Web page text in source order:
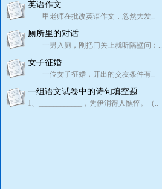
英语作文
甲老师在批改英语作文，忽然大发..
厕所里的对话
一男入厕，刚把门关上就听隔壁问：..
女子征婚
一位女子征婚，开出的交友条件有..
一组语文试卷中的诗句填空题
1、____________，为伊消得人憔悴。（..